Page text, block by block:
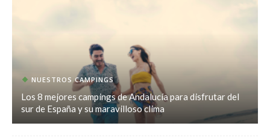
NUESTROS CAMPINGS
Los 8 mejores campings de Andalucía para disfrutar del
sur de España y su maravilloso clima